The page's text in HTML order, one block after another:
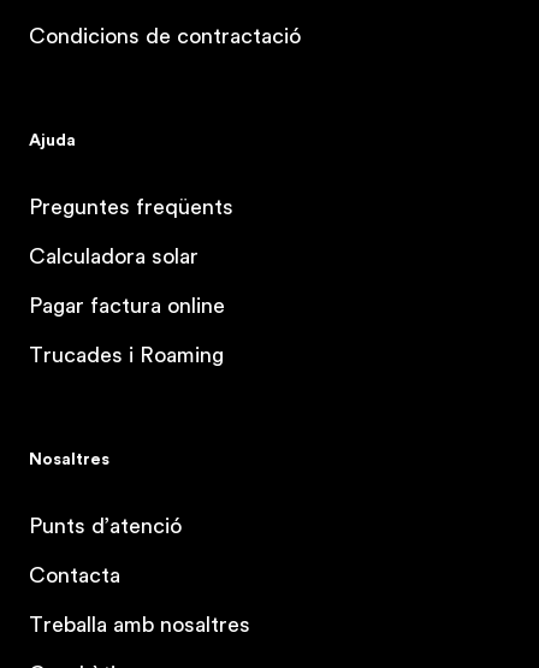
Condicions de contractació
Ajuda
Preguntes freqüents
Calculadora solar
Pagar factura online
Trucades i Roaming
Nosaltres
Punts d’atenció
Contacta
Treballa amb nosaltres